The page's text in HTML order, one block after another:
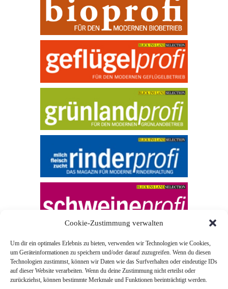
Cookie-Zustimmung verwalten
Um dir ein optimales Erlebnis zu bieten, verwenden wir Technologien wie Cookies,
um Geräteinformationen zu speichern und/oder darauf zuzugreifen. Wenn du diesen
Technologien zustimmst, können wir Daten wie das Surfverhalten oder eindeutige IDs
auf dieser Website verarbeiten. Wenn du deine Zustimmung nicht erteilst oder
zurückziehst, können bestimmte Merkmale und Funktionen beeinträchtigt werden.